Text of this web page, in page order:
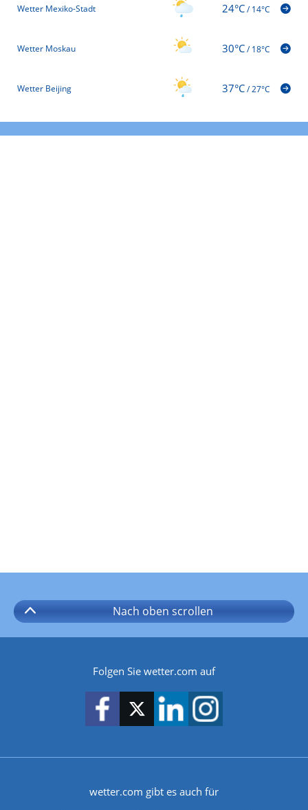
Wetter Mexiko-Stadt 24°C/14°C
Wetter Moskau 30°C/18°C
Wetter Beijing 37°C/27°C
Nach oben scrollen
Folgen Sie wetter.com auf
wetter.com gibt es auch für